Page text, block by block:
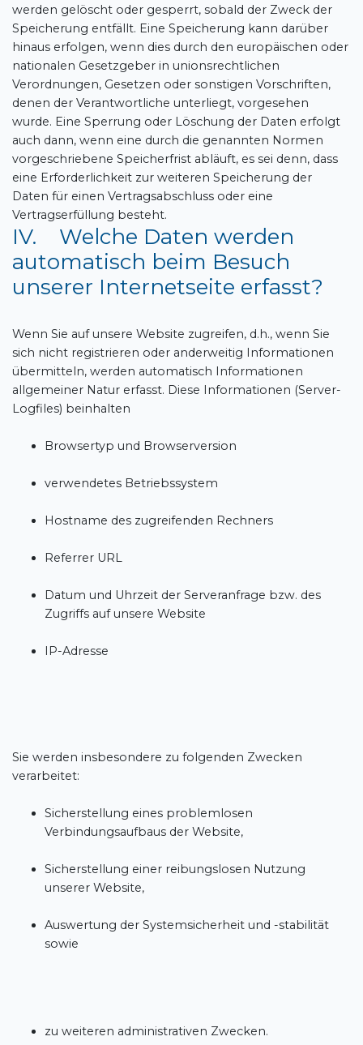
werden gelöscht oder gesperrt, sobald der Zweck der
Speicherung entfällt. Eine Speicherung kann darüber
hinaus erfolgen, wenn dies durch den europäischen oder
nationalen Gesetzgeber in unionsrechtlichen
Verordnungen, Gesetzen oder sonstigen Vorschriften,
denen der Verantwortliche unterliegt, vorgesehen
wurde. Eine Sperrung oder Löschung der Daten erfolgt
auch dann, wenn eine durch die genannten Normen
vorgeschriebene Speicherfrist abläuft, es sei denn, dass
eine Erforderlichkeit zur weiteren Speicherung der
Daten für einen Vertragsabschluss oder eine
Vertragserfüllung besteht.
IV. Welche Daten werden
automatisch beim Besuch
unserer Internetseite erfasst?
Wenn Sie auf unsere Website zugreifen, d.h., wenn Sie
sich nicht registrieren oder anderweitig Informationen
übermitteln, werden automatisch Informationen
allgemeiner Natur erfasst. Diese Informationen (Server-
Logfiles) beinhalten
Browsertyp und Browserversion
verwendetes Betriebssystem
Hostname des zugreifenden Rechners
Referrer URL
Datum und Uhrzeit der Serveranfrage bzw. des
Zugriffs auf unsere Website
IP-Adresse
Sie werden insbesondere zu folgenden Zwecken
verarbeitet:
Sicherstellung eines problemlosen
Verbindungsaufbaus der Website,
Sicherstellung einer reibungslosen Nutzung
unserer Website,
Auswertung der Systemsicherheit und -stabilität
sowie
zu weiteren administrativen Zwecken.